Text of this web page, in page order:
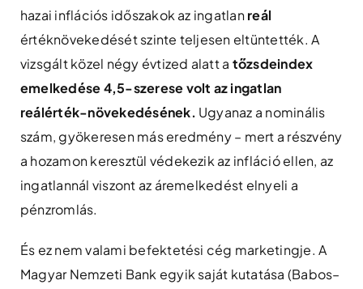
hazai inflációs időszakok az ingatlanreál
értéknövekedését szinte teljesen eltüntették. A
vizsgált közel négy évtized alatt a tőzsdeindex
emelkedése 4,5-szerese volt az ingatlan
reálérték-növekedésének. Ugyanaz a nominális
szám, gyökeresen más eredmény – mert a részvény
a hozamon keresztül védekezik az infláció ellen, az
ingatlannál viszont az áremelkedést elnyeli a
pénzromlás.
És ez nem valami befektetési cég marketingje. A
Magyar Nemzeti Bank egyik saját kutatása (Babos–